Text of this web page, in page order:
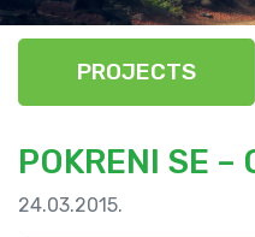
PROJECTS
POKRENI SE –
24.03.2015.